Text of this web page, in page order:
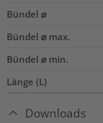
Bündel ⌀
Bündel ⌀ max.
Bündel ⌀ min.
Länge (L)
Downloads